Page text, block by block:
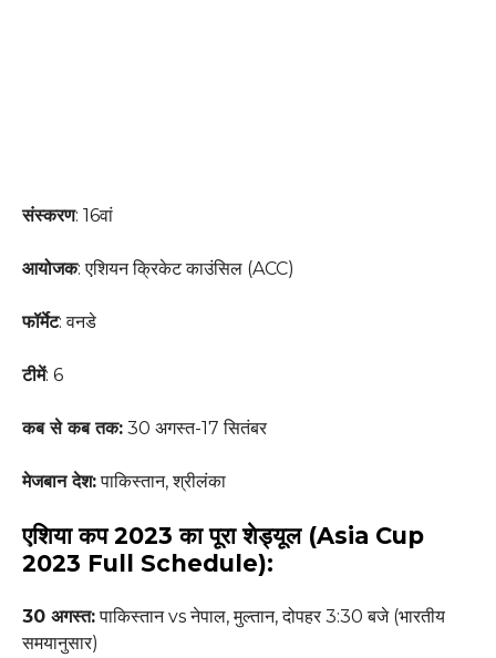
संस्करण: 16वां
आयोजक: एशियन क्रिकेट काउंसिल (ACC)
फॉर्मेट: वनडे
टीमें: 6
कब से कब तक: 30 अगस्त-17 सितंबर
मेजबान देश:पाकिस्तान, श्रीलंका
एशिया कप 2023 का पूरा शेड्यूल (Asia Cup
2023 Full Schedule):
30 अगस्त:पाकिस्तान vs नेपाल, मुल्तान, दोपहर 3:30 बजे (भारतीय
समयानुसार)